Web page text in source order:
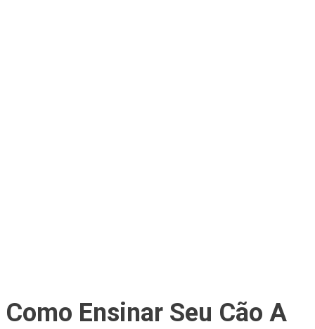
Como Ensinar Seu Cão A